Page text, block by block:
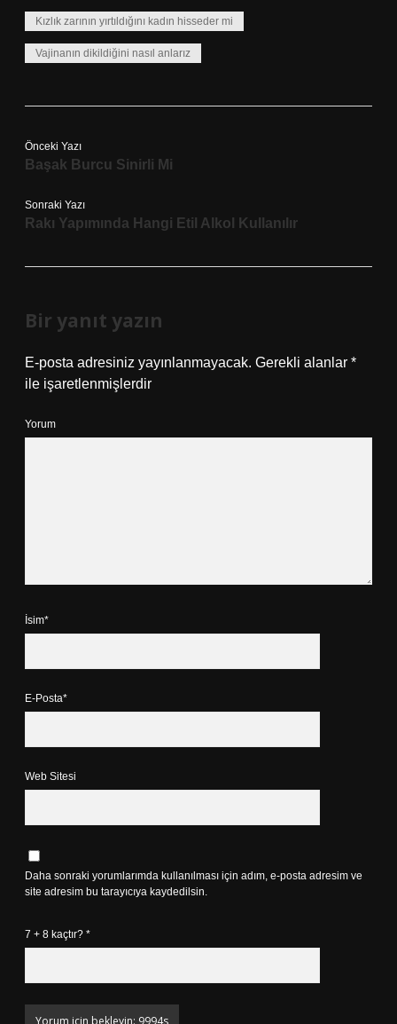
Kızlık zarının yırtıldığını kadın hisseder mi
Vajinanın dikildiğini nasıl anlarız
Önceki Yazı
Başak Burcu Sinirli Mi
Sonraki Yazı
Rakı Yapımında Hangi Etil Alkol Kullanılır
Bir yanıt yazın
E-posta adresiniz yayınlanmayacak. Gerekli alanlar *
ile işaretlenmişlerdir
Yorum
İsim*
E-Posta*
Web Sitesi
Daha sonraki yorumlarımda kullanılması için adım, e-posta adresim ve
site adresim bu tarayıcıya kaydedilsin.
7 + 8 kaçtır? *